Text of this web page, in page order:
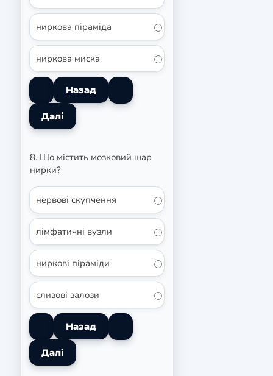
ниркова піраміда
ниркова миска
8. Що містить мозковий шар
нирки?
нервові скупчення
лімфатичні вузли
ниркові піраміди
слизові залози